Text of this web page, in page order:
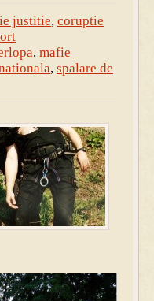
justitie, coruptie
, mafie
, spalare de